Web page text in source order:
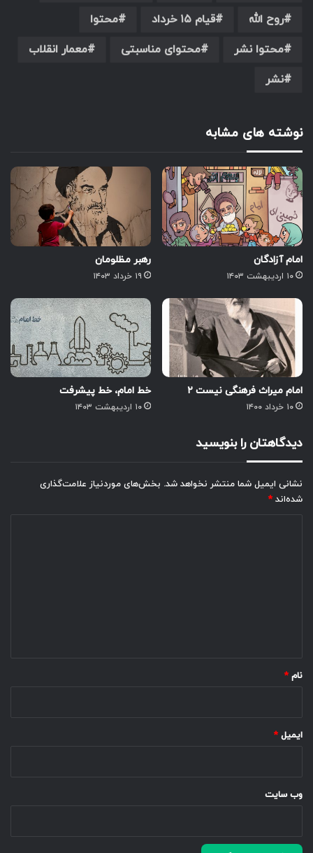
روح الله
قیام ۱۵ خرداد
محتوا
محتوا نشر
محتوای مناسبتی
معمار انقلاب
نشر
نوشته های مشابه
امام آزادگان
۱۰ اردیبهشت ۱۴۰۳
رهبر مظلومان
۱۹ خرداد ۱۴۰۳
امام میراث فرهنگی نیست ۲
۱۰ خرداد ۱۴۰۰
خط امام، خط پیشرفت
۱۰ اردیبهشت ۱۴۰۳
دیدگاهتان را بنویسید
نشانی ایمیل شما منتشر نخواهد شد. بخش‌های موردنیاز علامت‌گذاری
شده‌اند *
نام *
ایمیل *
وب‌ سایت